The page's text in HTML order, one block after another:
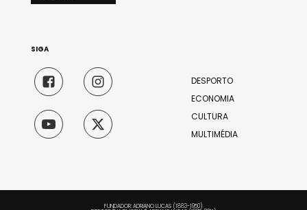
DESPORTO
ECONOMIA
CULTURA
MULTIMÉDIA
SIGA
FUNDADOR: ADRIANO LUCAS (1883-1950)